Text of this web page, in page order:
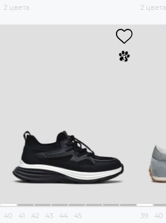
2 цвета
2 цвета
40 41 42 43 44 45 39 40